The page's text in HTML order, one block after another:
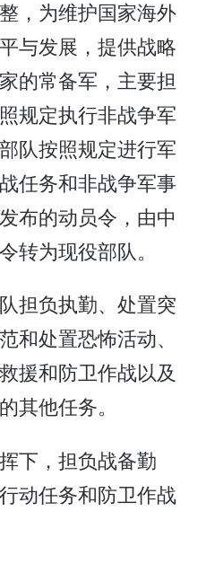
，为维护国家海外
与发展，提供战略
的常备军，主要担
规定执行非战争军
队按照规定进行军
任务和非战争军事
布的动员令，由中
转为现役部队。
担负执勤、处置突
和处置恐怖活动、
援和防卫作战以及
其他任务。
下，担负战备勤
动任务和防卫作战